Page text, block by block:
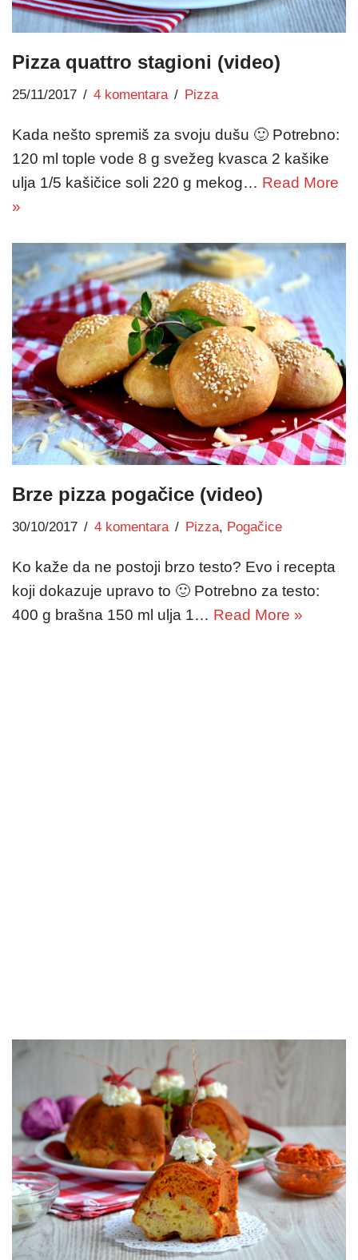
Pizza quattro stagioni (video)
25/11/2017 4 komentara Pizza
Kada nešto spremiš za svoju dušu 🙂 Potrebno:
120 ml tople vode 8 g svežeg kvasca 2 kašike
ulja 1/5 kašičice soli 220 g mekog… Read More
»
Brze pizza pogačice (video)
30/10/2017 4 komentara Pizza, Pogačice
Ko kaže da ne postoji brzo testo? Evo i recepta
koji dokazuje upravo to 🙂 Potrebno za testo:
400 g brašna 150 ml ulja 1… Read More »